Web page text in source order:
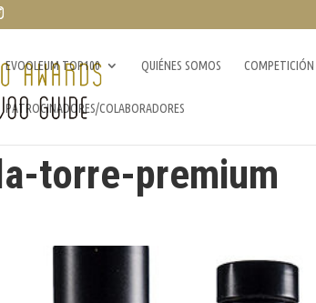
EVOOLEUM TOP100 QUIÉNES SOMOS COMPETICIÓN
PATROCINADORES/COLABORADORES
torre-premium